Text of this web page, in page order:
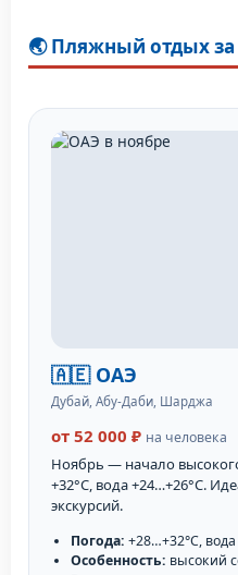
🌏 Пляжный отдых
🇦🇪 ОАЭ
Дубай, Абу-Даби, Шарджа
от 52 000 ₽ на человека
Ноябрь — начало
+32°C, вода +24…+26°C.
экскурсий.
Погода: +28…+32°C,
Особенность: высокий